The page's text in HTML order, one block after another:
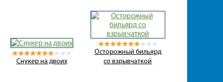
Снукер на двоих
Осторожный бильярд
со взрывчаткой